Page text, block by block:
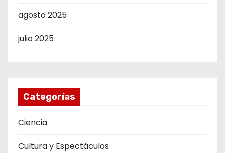
agosto 2025
julio 2025
Categorías
Ciencia
Cultura y Espectáculos